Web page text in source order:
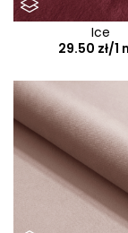
Ice
29.50 zł/1